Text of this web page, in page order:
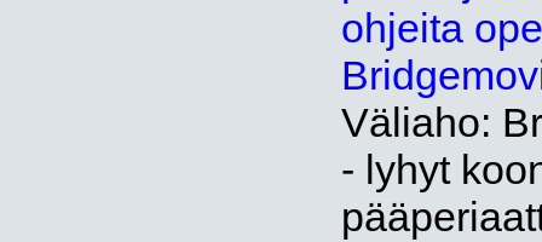
ohjeita
Väliaho:
- lyhyt